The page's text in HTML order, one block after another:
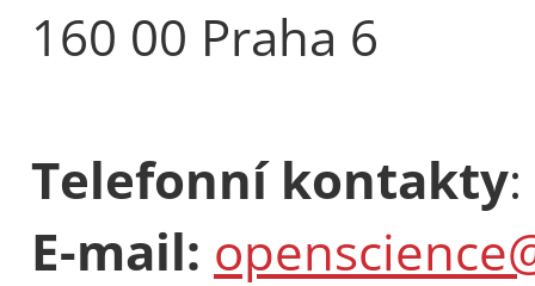
160 00 Praha 6
Telefonní kontakty:
E-mail: